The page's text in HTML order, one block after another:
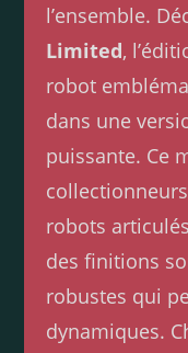
l’ensemble.
Limited,
robot
dans une
puissante. Ce
robots
des finitions
robustes qui
dynamiques.